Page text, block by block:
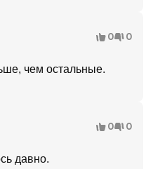
0 0
чем остальные.
0 0
давно.